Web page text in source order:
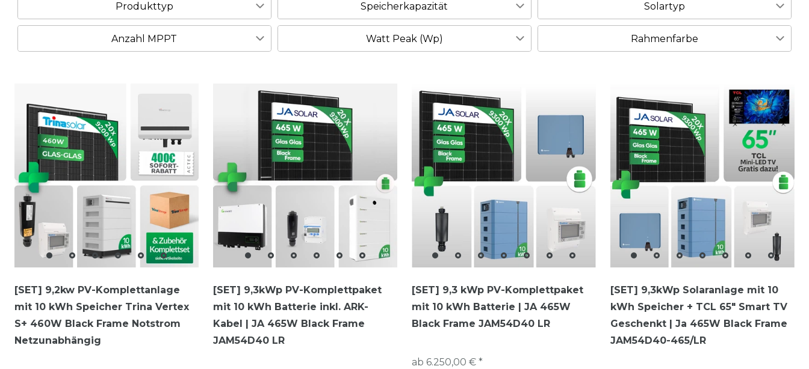
20 Stück 9 - 12 kW
Produkttyp Speicherkapazität Solartyp
Anzahl MPPT Watt Peak (Wp) Rahmenfarbe
[SET] 9,2kw PV-Komplettanlage
mit 10 kWh Speicher Trina Vertex
S+ 460W Black Frame Notstrom
Netzunabhängig
[SET] 9,3kWp PV-Komplettpaket
mit 10 kWh Batterie inkl. ARK-
Kabel | JA 465W Black Frame
JAM54D40 LR
[SET] 9,3 kWp PV-Komplettpaket
mit 10 kWh Batterie | JA 465W
Black Frame JAM54D40 LR
ab 6.250,00 € *
[SET] 9,3kWp Solaranlage mit 10
kWh Speicher + TCL 65" Smart TV
Geschenkt | Ja 465W Black Frame
JAM54D40-465/LR